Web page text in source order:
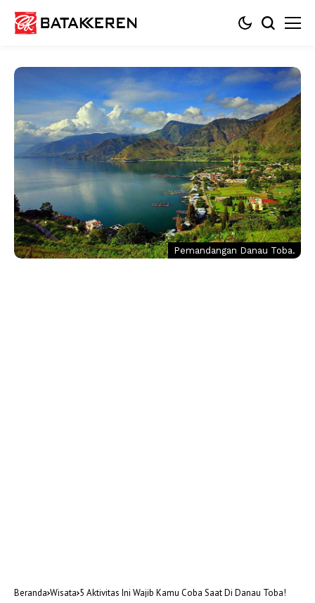
Pemandangan Danau Toba.
Beranda Wisata 5 Aktivitas Ini Wajib Kamu Coba Saat Di Danau Toba!